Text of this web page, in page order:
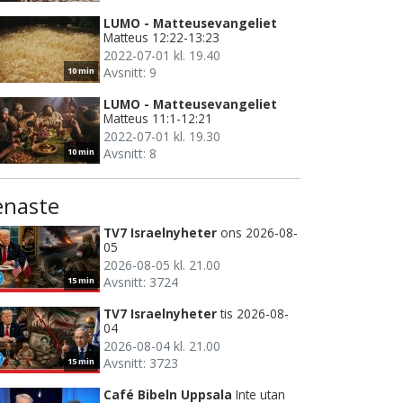
10 min
LUMO - Matteusevangeliet
Matteus 12:22-13:23
2022-07-01 kl. 19.40
Avsnitt: 9
10 min
LUMO - Matteusevangeliet
Matteus 11:1-12:21
2022-07-01 kl. 19.30
Avsnitt: 8
15 min
TV7 Israelnyheter ons 2026-08-
05
2026-08-05 kl. 21.00
Avsnitt: 3724
15 min
TV7 Israelnyheter tis 2026-08-
04
2026-08-04 kl. 21.00
Avsnitt: 3723
Café Bibeln Uppsala Inte utan